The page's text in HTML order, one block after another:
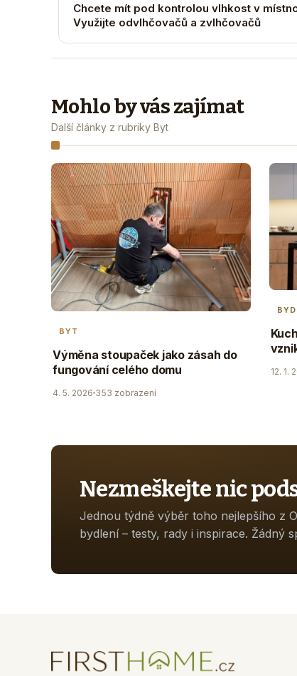
Chcete mít pod kontrolou vlhkost v
Využijte odvlhčovačů a zvlhčovačů
Mohlo by vás zajímat
Další články z rubriky Byt
BYT
Výměna stoupaček jako zásah do
fungování celého domu
4. 5. 2026 353 zobrazení
12. 1.
Nezmeškejte nic
Jednou týdně výběr toho nejlepšího z
bydlení – testy, rady i inspirace. Žádný